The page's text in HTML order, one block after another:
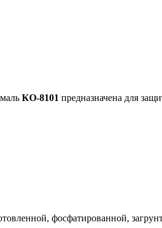
КО-8101 предназначена для
фосфатированной,